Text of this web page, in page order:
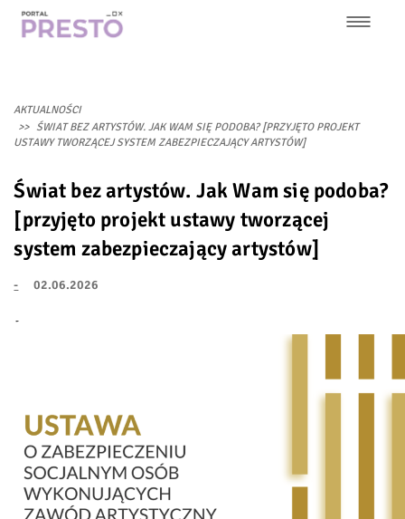
Przejdź
nawigacja
AKTUALNOŚCI
ŚWIAT BEZ ARTYSTÓW. JAK WAM SIĘ PODOBA? [PRZYJĘTO PROJEKT
USTAWY TWORZĄCEJ SYSTEM ZABEZPIECZAJĄCY ARTYSTÓW]
Świat bez artystów. Jak Wam się podoba?
[przyjęto projekt ustawy tworzącej
system zabezpieczający artystów]
- 02.06.2026